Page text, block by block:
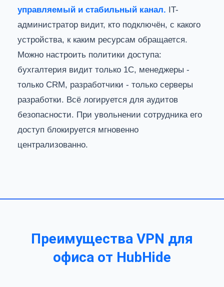
управляемый и стабильный канал. IT-
администратор видит, кто подключён, с какого
устройства, к каким ресурсам обращается.
Можно настроить политики доступа:
бухгалтерия видит только 1С, менеджеры -
только CRM, разработчики - только серверы
разработки. Всё логируется для аудитов
безопасности. При увольнении сотрудника его
доступ блокируется мгновенно
централизованно.
Преимущества VPN для
офиса от HubHide